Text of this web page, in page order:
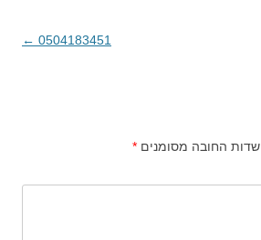
0504183451
←
שדות החובה מסומנים *